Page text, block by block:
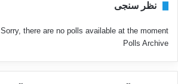
نظر سنجی
Sorry, there are no polls available at the moment.
Polls Archive